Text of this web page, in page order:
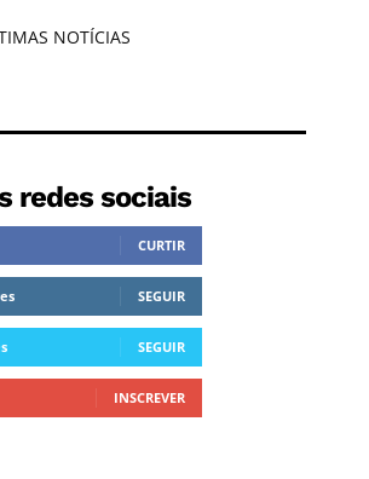
NOTÍCIAS
redes sociais
CURTIR
SEGUIR
SEGUIR
INSCREVER